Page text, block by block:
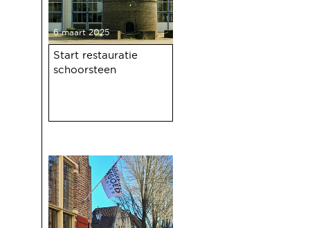
6 maart 2025
Start restauratie
schoorsteen